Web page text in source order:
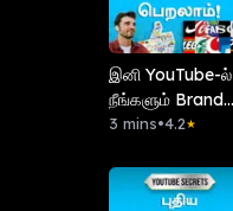
இனி YouTube-ல்
நீங்களும் Brand
Sponsorship
3 mins•4.2★